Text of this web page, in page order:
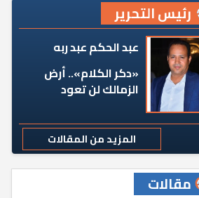
رئيس التحرير
عبد الحكم عبد ربه
«دكر الكلام».. أرض
الزمالك لن تعود
المزيد من المقالات
مقالات